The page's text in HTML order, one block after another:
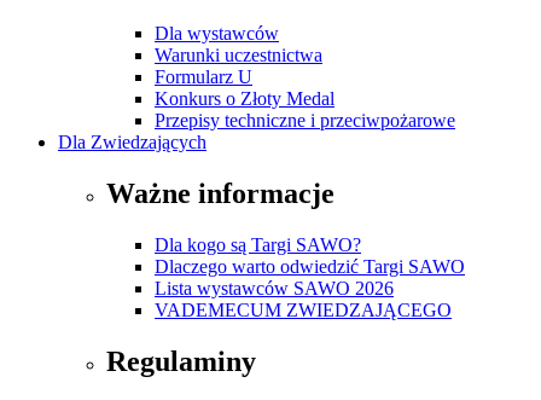
Dla wystawców
Warunki uczestnictwa
Formularz U
Konkurs o Złoty Medal
Przepisy techniczne i przeciwpożarowe
Dla Zwiedzających
Ważne informacje
Dla kogo są Targi SAWO?
Dlaczego warto odwiedzić Targi SAWO
Lista wystawców SAWO 2026
VADEMECUM ZWIEDZAJĄCEGO
Regulaminy